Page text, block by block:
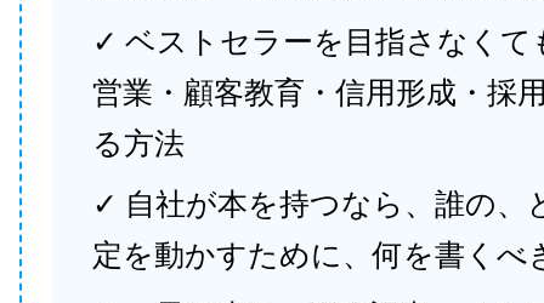
✓ ベストセラーを目指さなくて
営業・顧客教育・信用形成・採
る方法
✓ 自社が本を持つなら、誰の、
定を動かすために、何を書くべ